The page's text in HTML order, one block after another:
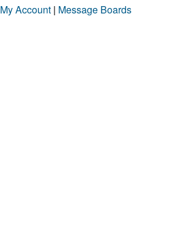
My Account | Message Boards